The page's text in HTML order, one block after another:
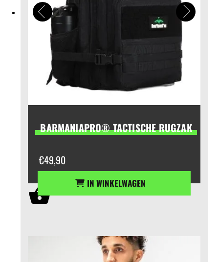
BARMANIAPRO® TACTISCHE RUGZAK
€49,90
IN WINKELWAGEN